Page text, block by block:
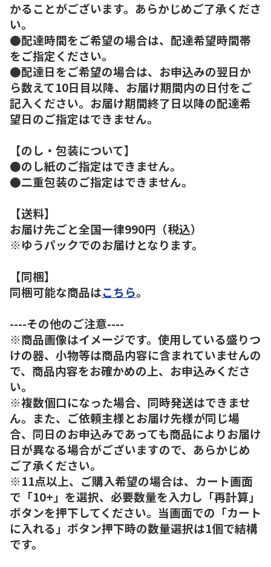
かることがございます。あらかじめご了承くださ
い。
●配達時間をご希望の場合は、配達希望時間帯
をご指定ください。
●配達日をご希望の場合は、お申込みの翌日か
ら数えて10日目以降、お届け期間内の日付をご
記入ください。お届け期間終了日以降の配達希
望日のご指定はできません。
【のし・包装について】
●のし紙のご指定はできません。
●二重包装のご指定はできません。
【送料】
お届け先ごと全国一律990円（税込）
※ゆうパックでのお届けとなります。
【同梱】
同梱可能な商品はこちら。
----その他のご注意----
※商品画像はイメージです。使用している盛りつ
けの器、小物等は商品内容に含まれていませんの
で、商品内容をお確かめの上、お申込みくださ
い。
※複数個口になった場合、同時発送はできませ
ん。また、ご依頼主様とお届け先様が同じ場
合、同日のお申込みであっても商品によりお届け
日が異なる場合がございますので、あらかじめ
ご了承ください。
※11点以上、ご購入希望の場合は、カート画面
で「10+」を選択、必要数量を入力し「再計算」
ボタンを押下してください。当画面での「カート
に入れる」ボタン押下時の数量選択は1個で結構
です。